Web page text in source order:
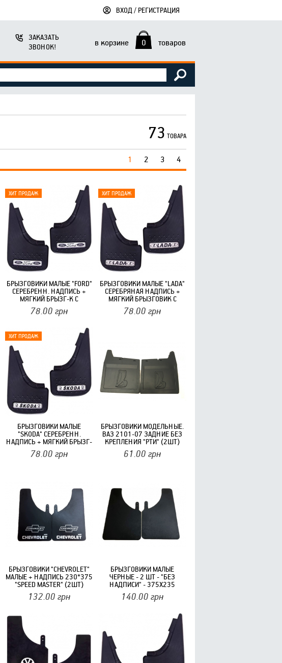
ВХОД / РЕГИСТРАЦИЯ
ЗАКАЗАТЬ
ЗВОНОК!
в корзине 0 товаров
73 ТОВАРА
1 2 3 4
БРЫЗГОВИКИ МАЛЫЕ "FORD"
СЕРЕБРЕНН. НАДПИСЬ +
МЯГКИЙ БРЫЗГ-К С
ВЫДАВЛЕН. ШИПАМИ
"ЭЛЕГАНТ"(2ШТ)
78.00 грн
БРЫЗГОВИКИ МАЛЫЕ "LADA"
СЕРЕБРЯНАЯ НАДПИСЬ +
МЯГКИЙ БРЫЗГОВИК С
ВЫДАВЛИВАЕМЫМИ
ШИПАМИ "ЕЛЕГАНТ"(2ШТ)
78.00 грн
БРЫЗГОВИКИ МАЛЫЕ
"SKODA" СЕРЕБРЕНН.
НАДПИСЬ + МЯГКИЙ БРЫЗГ-
К С ВЫДАВЛЕН. ШИПАМИ
"ЕЛЕГАНТ"(2ШТ)
78.00 грн
БРЫЗГОВИКИ МОДЕЛЬНЫЕ.
ВАЗ 2101-07 ЗАДНИЕ БЕЗ
КРЕПЛЕНИЯ "РТИ" (2ШТ)
61.00 грн
БРЫЗГОВИКИ "CHEVROLET"
МАЛЫЕ + НАДПИСЬ 230*375
"SPEED MASTER" (2ШТ)
132.00 грн
БРЫЗГОВИКИ МАЛЫЕ
ЧЕРНЫЕ - 2 ШТ - "БЕЗ
НАДПИСИ" - 375X235
(ЭТАЛОН) ТВЕРДЫЕ ЗЕЛЕНАЯ
ЭТИКЕТКА
140.00 грн